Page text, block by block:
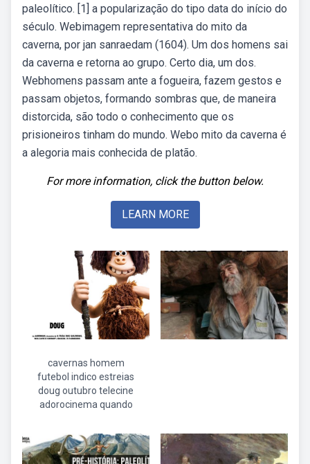
paleolítico. [1] a popularização do tipo data do início do
século. Webimagem representativa do mito da
caverna, por jan sanraedam (1604). Um dos homens sai
da caverna e retorna ao grupo. Certo dia, um dos.
Webhomens passam ante a fogueira, fazem gestos e
passam objetos, formando sombras que, de maneira
distorcida, são todo o conhecimento que os
prisioneiros tinham do mundo. Webo mito da caverna é
a alegoria mais conhecida de platão.
For more information, click the button below.
LEARN MORE
cavernas homem
futebol indico estreias
doug outubro telecine
adorocinema quando